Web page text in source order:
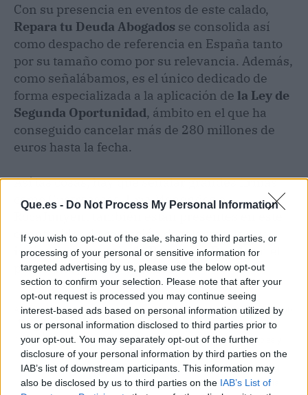
Que.es - Do Not Process My Personal Information
If you wish to opt-out of the sale, sharing to third parties, or
processing of your personal or sensitive information for
targeted advertising by us, please use the below opt-out
section to confirm your selection. Please note that after your
opt-out request is processed you may continue seeing
interest-based ads based on personal information utilized by
us or personal information disclosed to third parties prior to
your opt-out. You may separately opt-out of the further
disclosure of your personal information by third parties on the
IAB’s list of downstream participants. This information may
also be disclosed by us to third parties on the IAB’s List of
Con su presencia en eventos de este calado,
Repara tu Deuda Abogados se consolida así
como despacho de referencia en España tanto
por su tamaño como por su relevancia. Además,
como señalábamos, es el único dedicado de
forma especializada a la aplicación de la Ley de
Segunda Oportunidad, ámbito en el que ha
conseguido cancelar más de 280 millones de
euros hasta la fecha.
Así las cosas, hay que señalar grandes firmas
como Cuatrecasas, Uría Menéndez o
evento líder de captación de talentos, lo que
indica la relevancia deRepara tu Deudaen el
panorama jurídico español.
Artículo anterior
FotoFinder optimiza el
diagnóstico para la
prevención y detección
temprana del cáncer de
piel
Artículo siguiente
La hibridación de
energías renovables y
almacenamiento en
baterías; clave para el
futuro de los PPA y la